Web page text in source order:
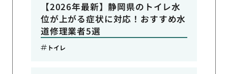
【2026年最新】静岡県のトイレ水
位が上がる症状に対応！おすすめ水
道修理業者5選
トイレ